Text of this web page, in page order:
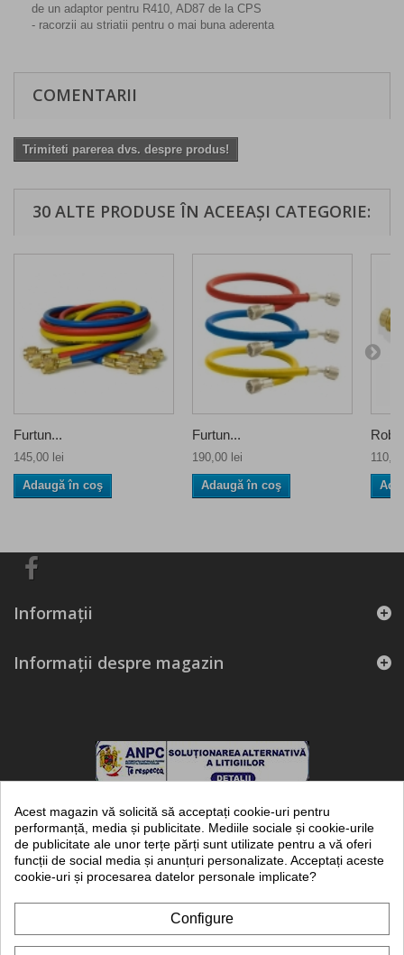
de un adaptor pentru R410, AD87 de la CPS
- racorzii au striatii pentru o mai buna aderenta
COMENTARII
Trimiteti parerea dvs. despre produs!
30 ALTE PRODUSE ÎN ACEEAȘI CATEGORIE:
Furtun...
145,00 lei
Adaugă în coş
Furtun...
190,00 lei
Adaugă în coş
Informaţii
Informații despre magazin
frigotehnie.ro - marca inregistrata a KUBITECH SRL - magazin online de
piese, echipamente si instalatii frigorifice
de evidenta a prelucrarii datelor cu caracter personal al ANSPDCP cu
numarul 21285.
Copyright © 2012-2026 Kubitech SRL, toate drepturile rezervate.
Acest magazin vă solicită să acceptați cookie-uri pentru
performanță, media și publicitate. Mediile sociale și cookie-urile
de publicitate ale unor terțe părți sunt utilizate pentru a vă oferi
funcții de social media și anunțuri personalizate. Acceptați aceste
cookie-uri și procesarea datelor personale implicate?
Configure